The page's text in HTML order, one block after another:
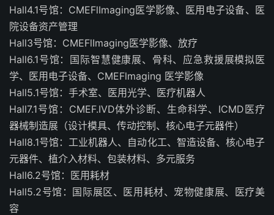
Hall4.1号馆：CMEFlImaging医学影像、医用电子设备、医
院设备资产管理
Hall3号馆：CMEFlImaging医学影像、放疗
Hall6.1号馆：国际智慧健康展、骨科、应急救援展模拟医
学、医用电子设备、CMEFlmaging 医学影像
Hall5.1号馆：手术室、医用光学、医疗机器人
Hall7.1号馆：CMEF.IVD体外诊断、生命科学、ICMD医疗
器械制造展（设计模具、传动控制、核心电子元器件）
Hall8.1号馆：工业机器人、自动化工、智造设备、核心电子
元器件、植介入材料、包装材料、多元服务
Hall6.2号馆：医用耗材
Hall5.2号馆：国际展区、医用耗材、宠物健康展、医疗美
容